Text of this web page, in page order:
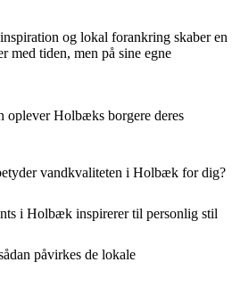
og lokal forankring skaber en
tiden, men på sine egne
oplever Holbæks borgere deres
vandkvaliteten i Holbæk for dig?
i Holbæk inspirerer til personlig stil
påvirkes de lokale